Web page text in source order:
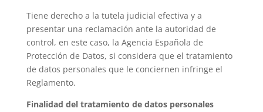
Tiene derecho a la tutela judicial efectiva y a
presentar una reclamación ante la autoridad de
control, en este caso, la Agencia Española de
Protección de Datos, si considera que el tratamiento
de datos personales que le conciernen infringe el
Reglamento.
Finalidad del tratamiento de datos personales